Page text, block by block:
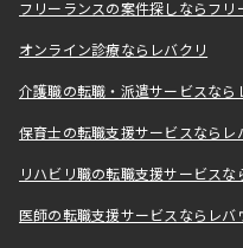
フリーランスの案件探しならフリ
オンライン診療ならレバクリ
介護職の転職・派遣サービスなら
保育士の転職支援サービスならレ
リハビリ職の転職支援サービスな
医師の転職支援サービスならレバ